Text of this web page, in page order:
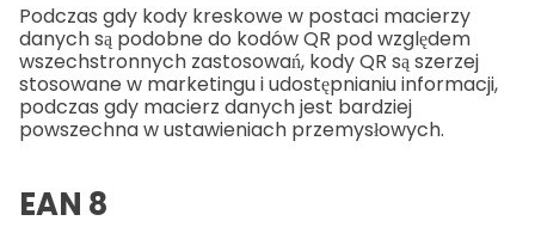
Podczas gdy kody kreskowe w postaci macierzy
danych są podobne do kodów QR pod względem
wszechstronnych zastosowań, kody QR są szerzej
stosowane w marketingu i udostępnianiu informacji,
podczas gdy macierz danych jest bardziej
powszechna w ustawieniach przemysłowych.
EAN 8